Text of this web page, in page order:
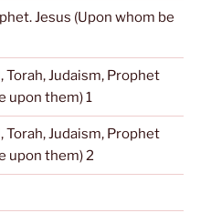
Jesus (Upon whom be
Torah, Judaism, Prophet
upon them) 1
Torah, Judaism, Prophet
upon them) 2